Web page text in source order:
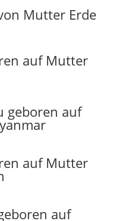
Mutter Erde
auf Mutter
geboren auf
auf Mutter
auf